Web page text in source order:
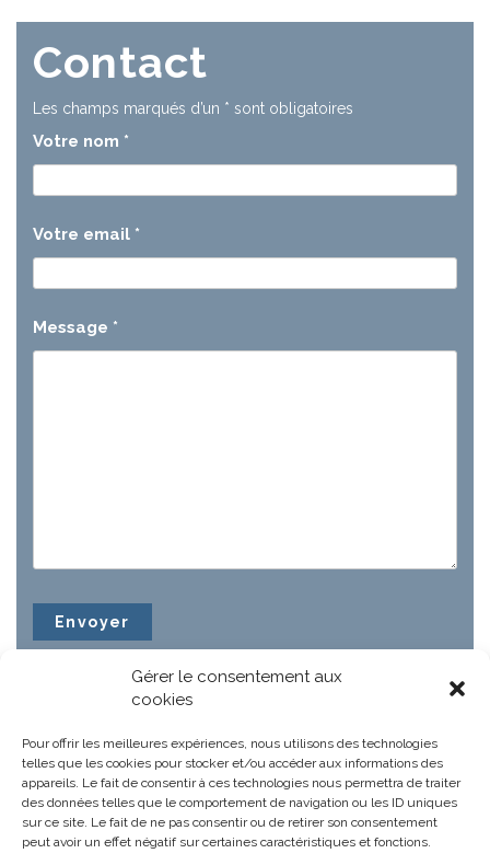
Gérer le consentement aux
cookies
Pour offrir les meilleures expériences, nous utilisons des technologies
telles que les cookies pour stocker et/ou accéder aux informations des
appareils. Le fait de consentir à ces technologies nous permettra de traiter
des données telles que le comportement de navigation ou les ID uniques
sur ce site. Le fait de ne pas consentir ou de retirer son consentement
peut avoir un effet négatif sur certaines caractéristiques et fonctions.
Contact
Les champs marqués d’un * sont obligatoires
Votre nom *
Votre email *
Message *